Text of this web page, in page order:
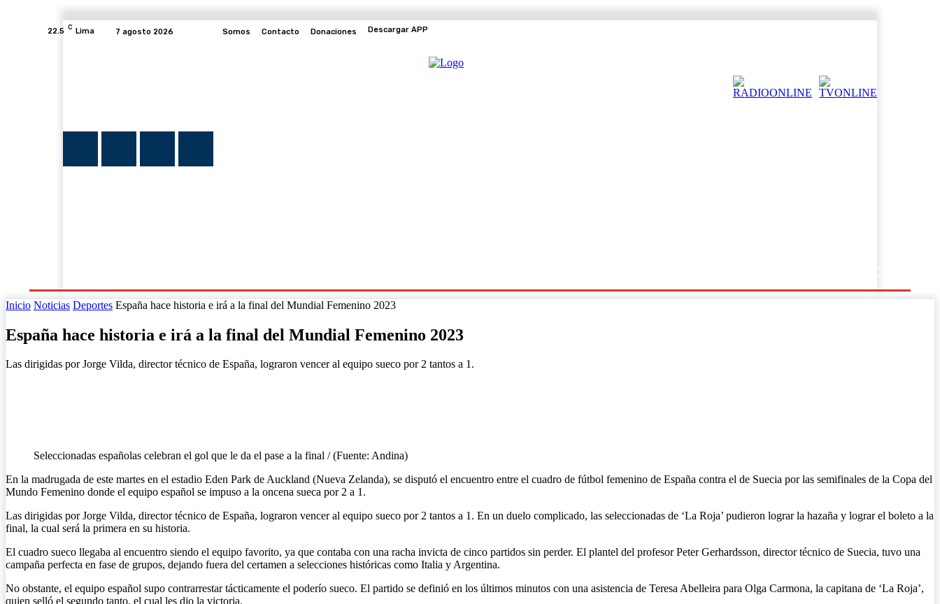
22.5 C Lima 7 agosto 2026 Somos Contacto Donaciones Descargar APP
Inicio Noticias Deportes España hace historia e irá a la final del Mundial Femenino 2023
España hace historia e irá a la final del Mundial Femenino 2023
Las dirigidas por Jorge Vilda, director técnico de España, lograron vencer al equipo sueco por 2 tantos a 1.
Seleccionadas españolas celebran el gol que le da el pase a la final / (Fuente: Andina)
En la madrugada de este martes en el estadio Eden Park de Auckland (Nueva Zelanda), se disputó el encuentro entre el cuadro de fútbol femenino de España contra el de Suecia por las semifinales de la Copa del
Mundo Femenino donde el equipo español se impuso a la oncena sueca por 2 a 1.
Las dirigidas por Jorge Vilda, director técnico de España, lograron vencer al equipo sueco por 2 tantos a 1. En un duelo complicado, las seleccionadas de ‘La Roja’ pudieron lograr la hazaña y lograr el boleto a la
final, la cual será la primera en su historia.
El cuadro sueco llegaba al encuentro siendo el equipo favorito, ya que contaba con una racha invicta de cinco partidos sin perder. El plantel del profesor Peter Gerhardsson, director técnico de Suecia, tuvo una
campaña perfecta en fase de grupos, dejando fuera del certamen a selecciones históricas como Italia y Argentina.
No obstante, el equipo español supo contrarrestar tácticamente el poderío sueco. El partido se definió en los últimos minutos con una asistencia de Teresa Abelleira para Olga Carmona, la capitana de ‘La Roja’,
quien selló el segundo tanto, el cual les dio la victoria.